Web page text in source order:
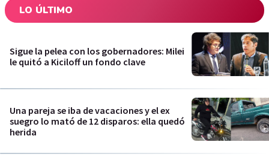
LO ÚLTIMO
Sigue la pelea con los gobernadores: Milei
le quitó a Kiciloff un fondo clave
Una pareja se iba de vacaciones y el ex
suegro lo mató de 12 disparos: ella quedó
herida